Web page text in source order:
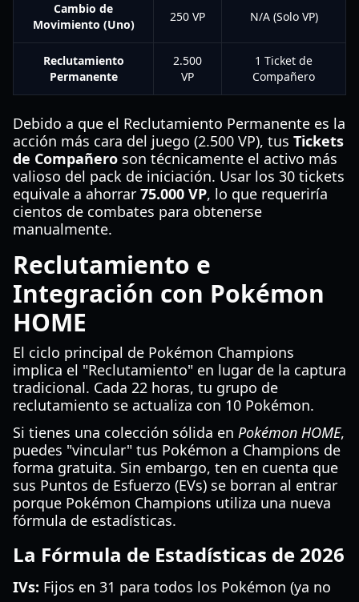
Cambio de
Movimiento (Uno)
250 VP N/A (Solo VP)
Reclutamiento
Permanente
2.500
VP
1 Ticket de
Compañero
Debido a que el Reclutamiento Permanente es la
acción más cara del juego (2.500 VP), tus Tickets
de Compañero son técnicamente el activo más
valioso del pack de iniciación. Usar los 30 tickets
equivale a ahorrar 75.000 VP, lo que requeriría
cientos de combates para obtenerse
manualmente.
Reclutamiento e
Integración con Pokémon
HOME
El ciclo principal de Pokémon Champions
implica el "Reclutamiento" en lugar de la captura
tradicional. Cada 22 horas, tu grupo de
reclutamiento se actualiza con 10 Pokémon.
Si tienes una colección sólida en Pokémon HOME,
puedes "vincular" tus Pokémon a Champions de
forma gratuita. Sin embargo, ten en cuenta que
sus Puntos de Esfuerzo (EVs) se borran al entrar
porque Pokémon Champions utiliza una nueva
fórmula de estadísticas.
La Fórmula de Estadísticas de 2026
IVs: Fijos en 31 para todos los Pokémon (ya no